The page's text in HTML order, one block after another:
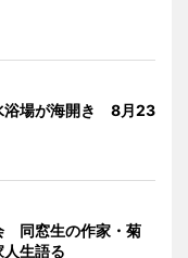
浴場が海開き 8月23
同窓生の作家・菊
生語る